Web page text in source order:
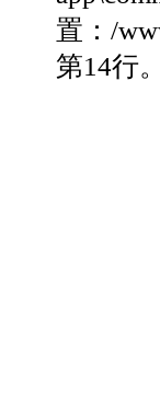
置：/
第14行。